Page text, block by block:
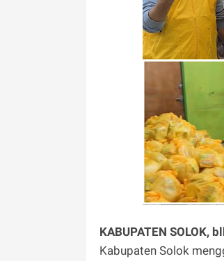
KABUPATEN SOLOK,
Kabupaten Solok